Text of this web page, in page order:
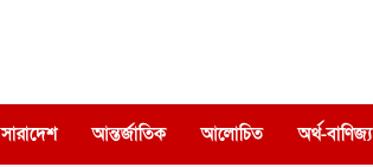
সারাদেশ আন্তর্জাতিক আলোচিত অর্থ-বাণিজ্য